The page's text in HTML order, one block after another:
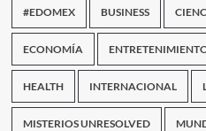
#EDOMEX BUSINESS
ECONOMÍA
HEALTH INTERNACIONAL
MISTERIOS UNRESOLVED